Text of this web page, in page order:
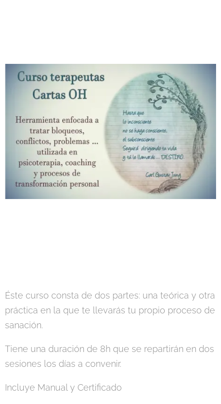
Éste curso consta de dos partes: una teórica y otra
práctica en la que te llevarás tu propio proceso de
sanación.
Tiene una duración de 8h que se repartirán en dos
sesiones los días a convenir.
Incluye Manual y Certificado